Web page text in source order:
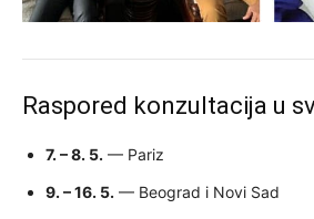
Raspored konzultacija u
7. – 8. 5. — Pariz
9. – 16. 5. — Beograd i Novi Sad